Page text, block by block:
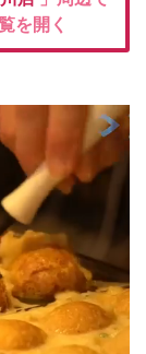
を開く